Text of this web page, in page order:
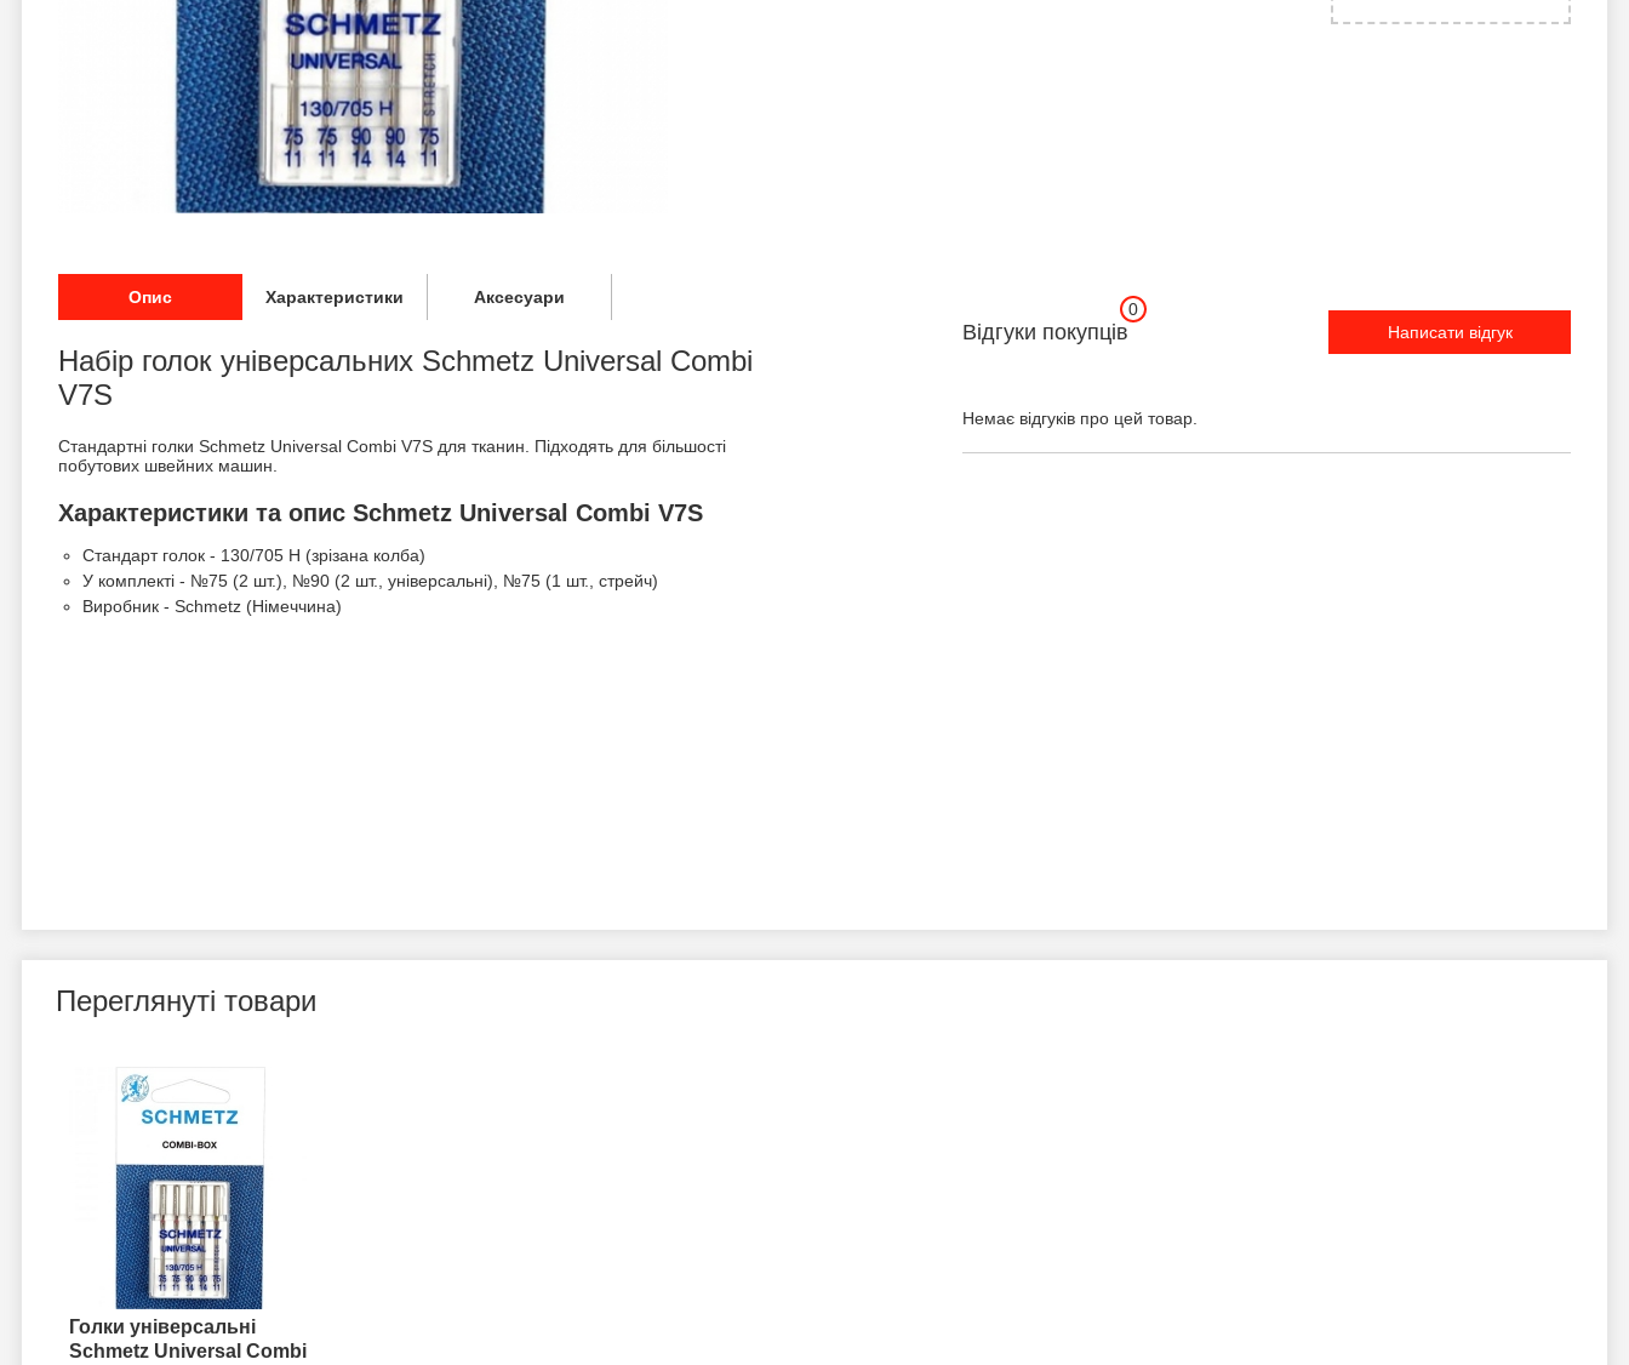
Опис Характеристики Аксесуари
Набір голок універсальних Schmetz Universal Combi
V7S
Стандартні голки Schmetz Universal Combi V7S для тканин. Підходять для більшості
побутових швейних машин.
Характеристики та опис Schmetz Universal Combi V7S
Стандарт голок - 130/705 H (зрізана колба)
У комплекті - №75 (2 шт.), №90 (2 шт., універсальні), №75 (1 шт., стрейч)
Виробник - Schmetz (Німеччина)
Відгуки покупців
0
Написати відгук
Немає відгуків про цей товар.
Переглянуті товари
Голки універсальні
Schmetz Universal Combi